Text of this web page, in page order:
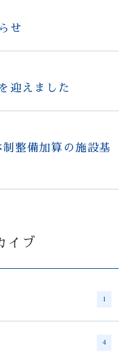
せ
迎えました
整備加算の施設基
イブ
1
4